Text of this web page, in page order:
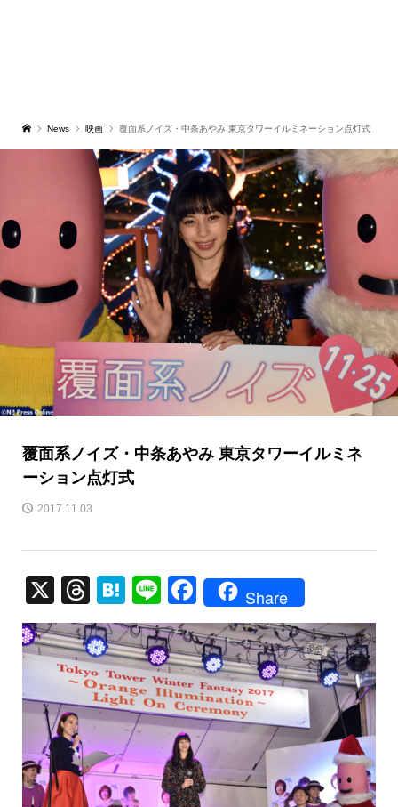
News 映画 覆面系ノイズ・中条あやみ 東京タワーイルミネーション点灯式
覆面系ノイズ・中条あやみ 東京タワーイルミネ
ーション点灯式
2017.11.03
X
T
hr
e
a
d
s
H
at
e
n
a
Li
n
e
F
a
c
e
b
o
o
k
Share